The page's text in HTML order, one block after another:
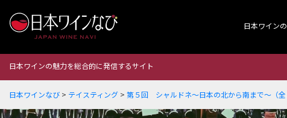
日本ワイン
日本ワインの魅力を総合的に発信するサイト
日本ワインなび > テイスティング > 第５回 シャルドネ～日本の北から南まで～（全